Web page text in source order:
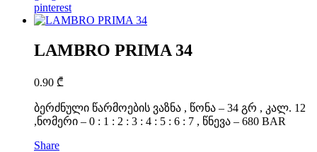
pinterest
LAMBRO PRIMA 34
0.90 ₾
ბერძნული წარმოების ვაზნა , წონა – 34 გრ , კალ. 12
,ნომერი – 0 : 1 : 2 : 3 : 4 : 5 : 6 : 7 , წნევა – 680 BAR
Share